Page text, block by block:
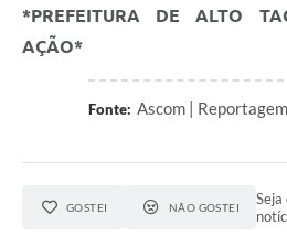
*PREFEITURA DE ALTO
AÇÃO*
Fonte: Ascom |
GOSTEI NÃO GOSTEI